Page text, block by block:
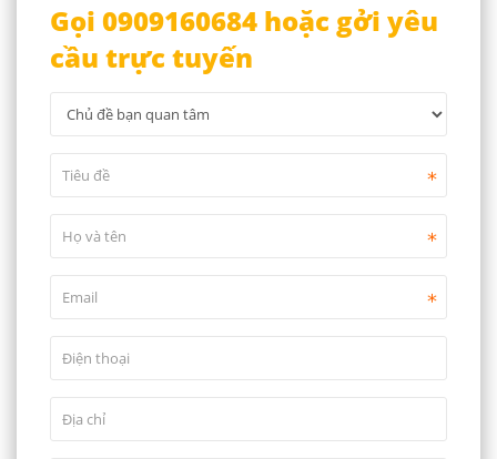
Gọi 0909160684 hoặc gởi yêu
cầu trực tuyến